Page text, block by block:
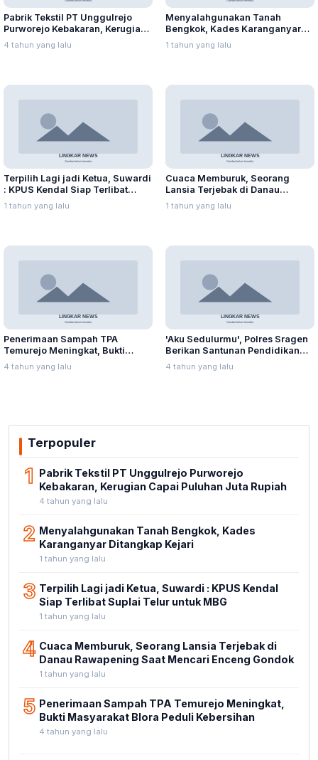
Pabrik Tekstil PT Unggulrejo
Purworejo Kebakaran, Kerugian
Capai Puluhan Juta Rupiah
4 tahun yang lalu
Menyalahgunakan Tanah
Bengkok, Kades Karanganyar
Ditangkap Kejari
1 tahun yang lalu
Terpilih Lagi jadi Ketua, Suwardi
: KPUS Kendal Siap Terlibat
Suplai Telur untuk MBG
1 tahun yang lalu
Cuaca Memburuk, Seorang
Lansia Terjebak di Danau
Rawapening Saat Mencari
Enceng Gondok
1 tahun yang lalu
Penerimaan Sampah TPA
Temurejo Meningkat, Bukti
Masyarakat Blora Peduli
Kebersihan
4 tahun yang lalu
'Aku Sedulurmu', Polres Sragen
Berikan Santunan Pendidikan
Anak Yatim Piatu
4 tahun yang lalu
Terpopuler
1
Pabrik Tekstil PT Unggulrejo Purworejo
Kebakaran, Kerugian Capai Puluhan Juta Rupiah
4 tahun yang lalu
2 Menyalahgunakan Tanah Bengkok, Kades
Karanganyar Ditangkap Kejari
1 tahun yang lalu
3 Terpilih Lagi jadi Ketua, Suwardi : KPUS Kendal
Siap Terlibat Suplai Telur untuk MBG
1 tahun yang lalu
4 Cuaca Memburuk, Seorang Lansia Terjebak di
Danau Rawapening Saat Mencari Enceng Gondok
1 tahun yang lalu
5 Penerimaan Sampah TPA Temurejo Meningkat,
Bukti Masyarakat Blora Peduli Kebersihan
4 tahun yang lalu